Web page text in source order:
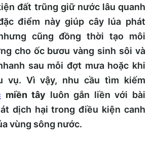
đất trũng giữ nước lâu quanh
điểm này giúp cây lúa phát
cũng đồng thời tạo môi
cho ốc bươu vàng sinh sôi và
sau mỗi đợt mưa hoặc khi
vụ. Vì vậy, nhu cầu tìm kiếm
miền tây luôn gắn liền với bài
dịch hại trong điều kiện canh
vùng sông nước.